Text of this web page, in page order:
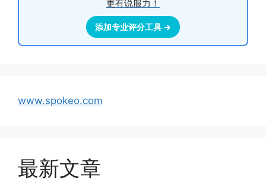
更有说服力！
添加专业评分工具 →
www.spokeo.com
最新文章